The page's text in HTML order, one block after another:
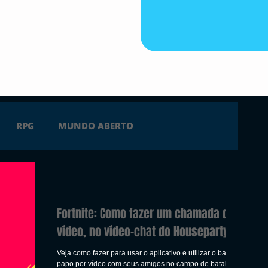
RPG MUNDO ABERTO
ÚLTIMAS TRAILER
Fortnite: Como fazer um chamada de
vídeo, no vídeo-chat do Houseparty
Veja como fazer para usar o aplicativo e utilizar o bate
papo por vídeo com seus amigos no campo de batalha de